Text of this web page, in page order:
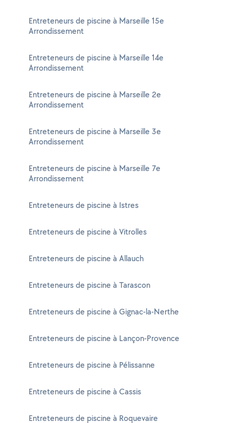
Entreteneurs de piscine à Marseille 15e
Arrondissement
Entreteneurs de piscine à Marseille 14e
Arrondissement
Entreteneurs de piscine à Marseille 2e
Arrondissement
Entreteneurs de piscine à Marseille 3e
Arrondissement
Entreteneurs de piscine à Marseille 7e
Arrondissement
Entreteneurs de piscine à Istres
Entreteneurs de piscine à Vitrolles
Entreteneurs de piscine à Allauch
Entreteneurs de piscine à Tarascon
Entreteneurs de piscine à Gignac-la-Nerthe
Entreteneurs de piscine à Lançon-Provence
Entreteneurs de piscine à Pélissanne
Entreteneurs de piscine à Cassis
Entreteneurs de piscine à Roquevaire